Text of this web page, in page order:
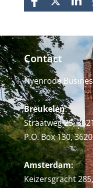
FACEBOOK
X
Contact
Nyenrode
Breukelen:
Straatweg 25,
P.O. Box 130,
Amsterdam:
Keizersgracht